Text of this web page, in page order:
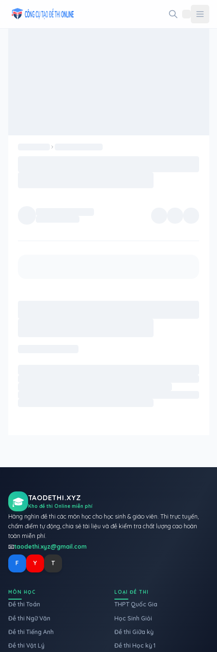
🎓 TAODETHI.XYZ
Kho đề thi Online miễn phí
Hàng nghìn đề thi các môn học cho học sinh & giáo viên. Thi trực tuyến,
chấm điểm tự động, chia sẻ tài liệu và đề kiểm tra chất lượng cao hoàn
toàn miễn phí.
📧taodethi.xyz@gmail.com
F Y T
MÔN HỌC
Đề thi Toán
Đề thi Ngữ Văn
Đề thi Tiếng Anh
Đề thi Vật Lý
LOẠI ĐỀ THI
THPT Quốc Gia
Học Sinh Giỏi
Đề thi Giữa kỳ
Đề thi Học kỳ 1